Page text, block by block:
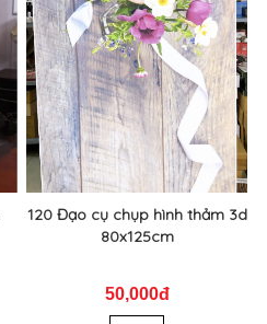
120 Đạo cụ chụp hình thảm 3d
80x125cm
50,000đ